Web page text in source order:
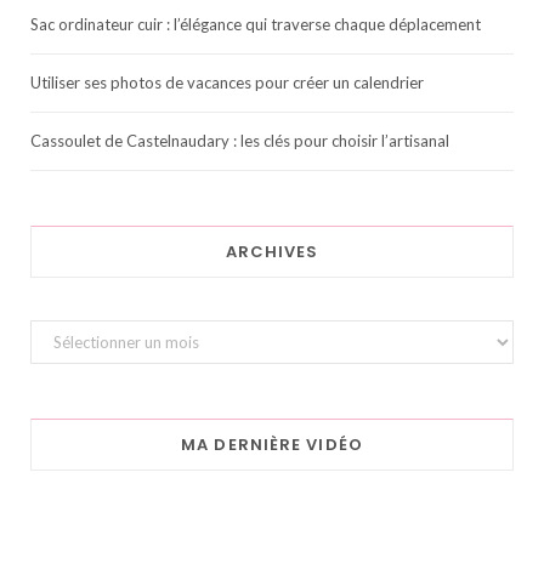
Sac ordinateur cuir : l’élégance qui traverse chaque déplacement
Utiliser ses photos de vacances pour créer un calendrier
Cassoulet de Castelnaudary : les clés pour choisir l’artisanal
ARCHIVES
Archives
MA DERNIÈRE VIDÉO